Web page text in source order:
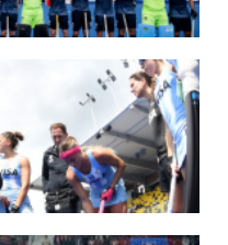
masculino de hockey disputará
debut será ante Japón.
LUCAS REY
Países Bajos y Bélgica.